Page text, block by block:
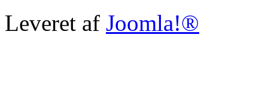
Leveret af Joomla!®